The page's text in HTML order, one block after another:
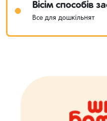
Вісім способів
Все для дошкільнят